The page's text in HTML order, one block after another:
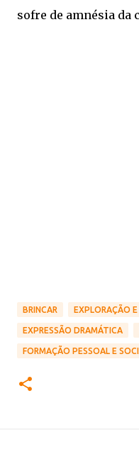
sofre de amnésia da
BRINCAR EXPLORAÇÃO
EXPRESSÃO DRAMÁTICA
FORMAÇÃO PESSOAL E